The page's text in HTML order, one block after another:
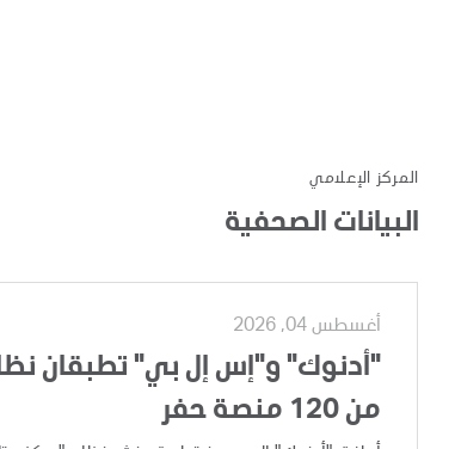
المركز الإعلامي
البيانات الصحفية
أغسطس 04, 2026
"أدنوك" و"إس إل بي" تطبقان
من 120 منصة حفر